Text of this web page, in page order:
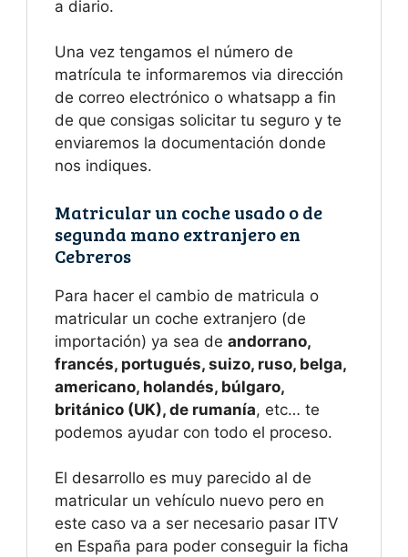
a diario.
Una vez tengamos el número de
matrícula te informaremos via dirección
de correo electrónico o whatsapp a fin
de que consigas solicitar tu seguro y te
enviaremos la documentación donde
nos indiques.
Matricular un coche usado o de
segunda mano extranjero en
Cebreros
Para hacer el cambio de matricula o
matricular un coche extranjero (de
importación) ya sea de andorrano,
francés, portugués, suizo, ruso, belga,
americano, holandés, búlgaro,
británico (UK), de rumanía, etc… te
podemos ayudar con todo el proceso.
El desarrollo es muy parecido al de
matricular un vehículo nuevo pero en
este caso va a ser necesario pasar ITV
en España para poder conseguir la ficha